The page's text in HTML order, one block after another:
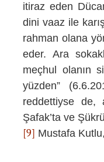
itiraz eden
dini vaaz ile
rahman olana
eder. Ara
meçhul olanın
yüzden”
reddettiyse de,
Şafak’ta ve
[9] Mustafa